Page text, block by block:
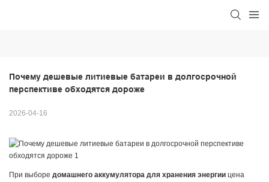
Почему дешевые литиевые батареи в долгосрочной
перспективе обходятся дороже
2026-04-16
При выборе домашнего аккумулятора для хранения энергии цена